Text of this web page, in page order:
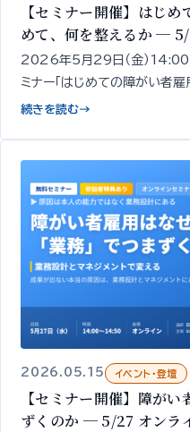
【セミナー開催】はじ
めて、何を整えるか ─
2026年5月29日（金）14:00
ミナー「はじめての障がい者雇
けでは進まない領域だからこそ
続きを読む→
2026.05.15 イベント・登壇
【セミナー開催】障が
ずくのか ─ 5/27 オンラ